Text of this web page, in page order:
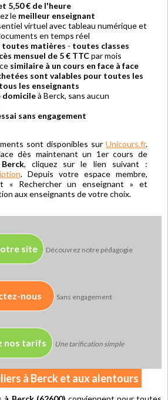
5,50 € de l'heure
le meilleur enseignant
virtuel avec tableau numérique et
en temps réel
toutes matières - toutes classes
mensuel de 5 € TTCpar mois
similaire à un cours en face à face
sont valables pour toutes les
les enseignants
domicileà Berck, sans aucun
sans engagement
sont disponibles sur Unicours.fr.
dès maintenant un 1er cours de
Berck, cliquez sur le lien suivant :
. Depuis votre espace membre,
« Rechercher un enseignant » et
aux enseignants de votre choix.
site Découvrez notre pédagogie
nous Sans engagement
nos tarifs Une tarification simple
à Berck et aux alentours